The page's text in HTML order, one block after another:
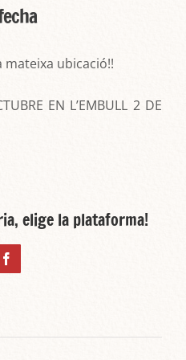
ubicació!!
EN L’EMBULL 2 DE
elige la plataforma!
Facebook